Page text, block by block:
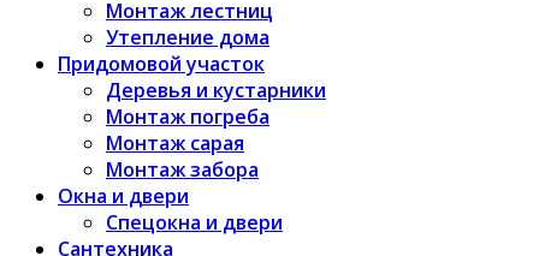
Монтаж лестниц
Утепление дома
Придомовой участок
Деревья и кустарники
Монтаж погреба
Монтаж сарая
Монтаж забора
Окна и двери
Спецокна и двери
Сантехника